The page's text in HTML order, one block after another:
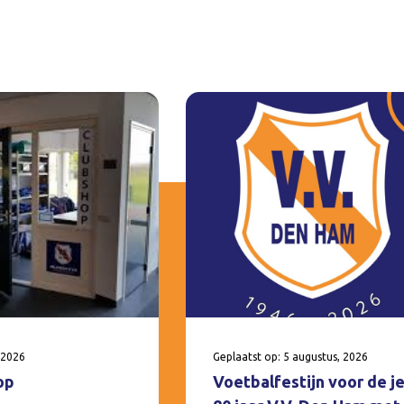
Geplaatst op: 5 augustus, 2026
Voetbalfestijn voor de